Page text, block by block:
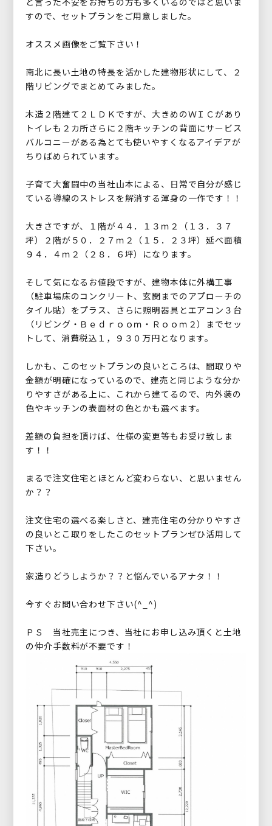
すので、セットプランをご用意しました。
オススメ画像をご覧下さい！
南北に長い土地の特長を活かした建物形状にして、２
階リビングでまとめてみました。
木造２階建て２ＬＤＫですが、大きめのＷＩＣがあり
トイレも２カ所さらに２階キッチンの背面にサービス
バルコニーがある為とても使いやすくなるアイデアが
ちりばめられています。
子育て大奮闘中の当社山本による、日常で自分が感じ
ている導線のストレスを解消する渾身の一作です！！
大きさですが、１階が４４．１３ｍ２（１３．３７
坪）２階が５０．２７ｍ２（１５．２３坪）延べ面積
９４．４ｍ２（２８．６坪）になります。
そして気になるお値段ですが、建物本体に外構工事
（駐車場床のコンクリート、玄関までのアプローチの
タイル貼）をプラス、さらに照明器具とエアコン３台
（リビング・Ｂｅｄｒｏｏｍ・Ｒｏｏｍ２）までセッ
トして、消費税込１，９３０万円となります。
しかも、このセットプランの良いところは、間取りや
金額が明確になっているので、建売と同じような分か
りやすさがある上に、これから建てるので、内外装の
色やキッチンの表面材の色とかも選べます。
差額の負担を頂けば、仕様の変更等もお受け致しま
す！！
まるで注文住宅とほとんど変わらない、と思いません
か？？
注文住宅の選べる楽しさと、建売住宅の分かりやすさ
の良いとこ取りをしたこのセットプランぜひ活用して
下さい。
家造りどうしようか？？と悩んでいるアナタ！！
今すぐお問い合わせ下さい(^_^)
ＰＳ 当社売主につき、当社にお申し込み頂くと土地
の仲介手数料が不要です！